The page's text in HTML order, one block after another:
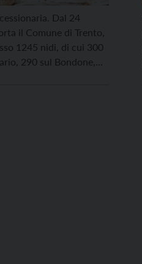
Dal 24
il Comune di Trento,
1245 nidi, di cui 300
290 sul Bondone,